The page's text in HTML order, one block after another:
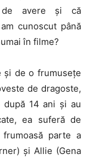
de avere şi că
cunoscut până
în filme?
şi de o frumuseţe
de dragoste,
după 14 ani şi au
ea suferă de
parte a
şi Allie (Gena